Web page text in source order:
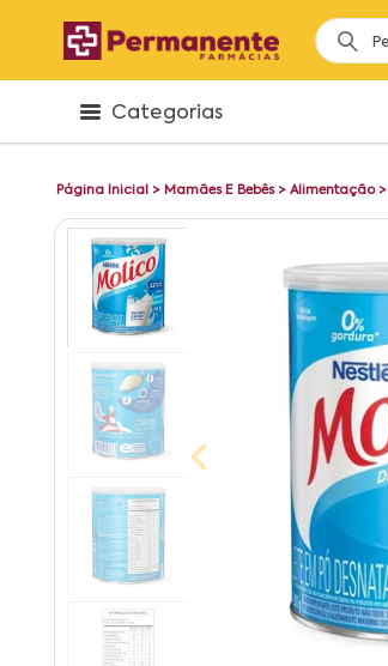
Categorias
Página Inicial > Mamães E Bebês> Alimentação>